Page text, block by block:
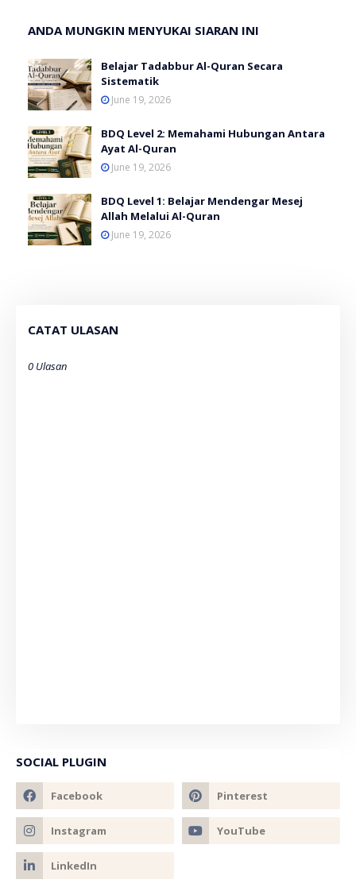
ANDA MUNGKIN MENYUKAI SIARAN INI
Belajar Tadabbur Al-Quran Secara
Sistematik
June 19, 2026
BDQ Level 2: Memahami Hubungan Antara
Ayat Al-Quran
June 19, 2026
BDQ Level 1: Belajar Mendengar Mesej
Allah Melalui Al-Quran
June 19, 2026
CATAT ULASAN
0 Ulasan
SOCIAL PLUGIN